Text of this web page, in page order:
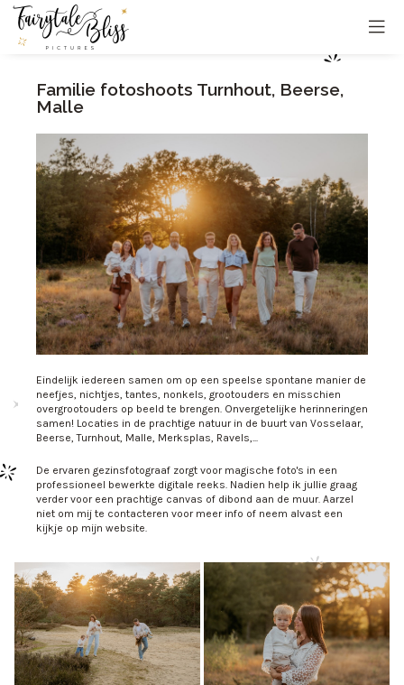
Familie fotoshoots Turnhout, Beerse,
Malle
Eindelijk iedereen samen om op een speelse spontane manier de
neefjes, nichtjes, tantes, nonkels, grootouders en misschien
overgrootouders op beeld te brengen. Onvergetelijke herinneringen
samen! Locaties in de prachtige natuur in de buurt van Vosselaar,
Beerse, Turnhout, Malle, Merksplas, Ravels,...
De ervaren gezinsfotograaf zorgt voor magische foto's in een
professioneel bewerkte digitale reeks. Nadien help ik jullie graag
verder voor een prachtige canvas of dibond aan de muur. Aarzel
niet om mij te contacteren voor meer info of neem alvast een
kijkje op mijn website.